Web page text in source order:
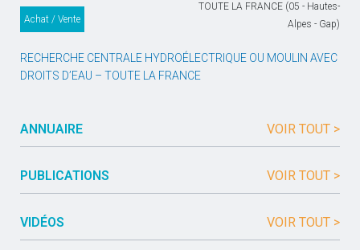
Achat / Vente
TOUTE LA FRANCE (05 - Hautes-
Alpes - Gap)
RECHERCHE CENTRALE HYDROÉLECTRIQUE OU MOULIN AVEC
DROITS D’EAU – TOUTE LA FRANCE
ANNUAIRE VOIR TOUT >
PUBLICATIONS VOIR TOUT >
VIDÉOS VOIR TOUT >